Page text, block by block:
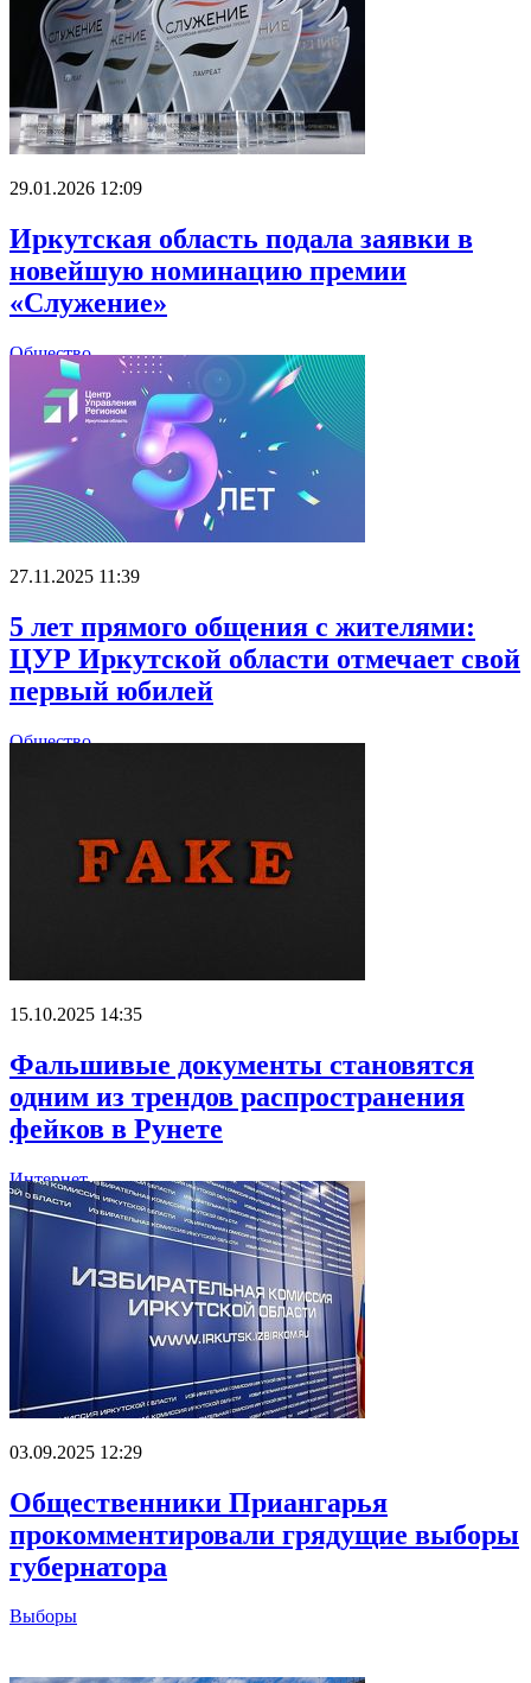
29.01.2026 12:09
Иркутская область подала заявки в
новейшую номинацию премии
«Служение»
Общество
27.11.2025 11:39
5 лет прямого общения с жителями:
ЦУР Иркутской области отмечает свой
первый юбилей
Общество
15.10.2025 14:35
Фальшивые документы становятся
одним из трендов распространения
фейков в Рунете
Интернет
03.09.2025 12:29
Общественники Приангарья
прокомментировали грядущие выборы
губернатора
Выборы